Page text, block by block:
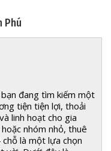
Phú
bạn đang tìm kiếm một
tiện tiện lợi, thoải
linh hoạt cho gia
nhóm nhỏ, thuê
chỗ là một lựa chọn